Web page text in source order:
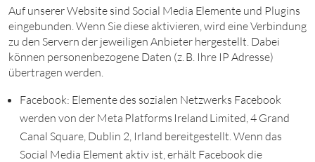
Auf unserer Website sind Social Media Elemente und Plugins
eingebunden. Wenn Sie diese aktivieren, wird eine Verbindung
zu den Servern der jeweiligen Anbieter hergestellt. Dabei
können personenbezogene Daten (z. B. Ihre IP Adresse)
übertragen werden.
Facebook: Elemente des sozialen Netzwerks Facebook
werden von der Meta Platforms Ireland Limited, 4 Grand
Canal Square, Dublin 2, Irland bereitgestellt. Wenn das
Social Media Element aktiv ist, erhält Facebook die